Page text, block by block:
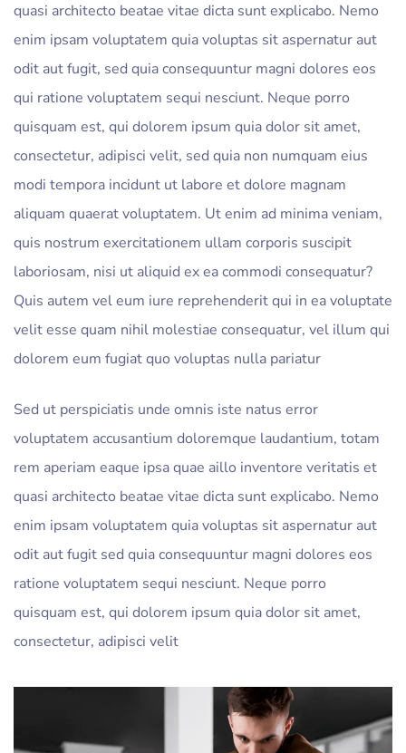
quasi architecto beatae vitae dicta sunt explicabo. Nemo
enim ipsam voluptatem quia voluptas sit aspernatur aut
odit aut fugit, sed quia consequuntur magni dolores eos
qui ratione voluptatem sequi nesciunt. Neque porro
quisquam est, qui dolorem ipsum quia dolor sit amet,
consectetur, adipisci velit, sed quia non numquam eius
modi tempora incidunt ut labore et dolore magnam
aliquam quaerat voluptatem. Ut enim ad minima veniam,
quis nostrum exercitationem ullam corporis suscipit
laboriosam, nisi ut aliquid ex ea commodi consequatur?
Quis autem vel eum iure reprehenderit qui in ea voluptate
velit esse quam nihil molestiae consequatur, vel illum qui
dolorem eum fugiat quo voluptas nulla pariatur
Sed ut perspiciatis unde omnis iste natus error
voluptatem accusantium doloremque laudantium, totam
rem aperiam eaque ipsa quae aillo inventore veritatis et
quasi architecto beatae vitae dicta sunt explicabo. Nemo
enim ipsam voluptatem quia voluptas sit aspernatur aut
odit aut fugit sed quia consequuntur magni dolores eos
ratione voluptatem sequi nesciunt. Neque porro
quisquam est, qui dolorem ipsum quia dolor sit amet,
consectetur, adipisci velit